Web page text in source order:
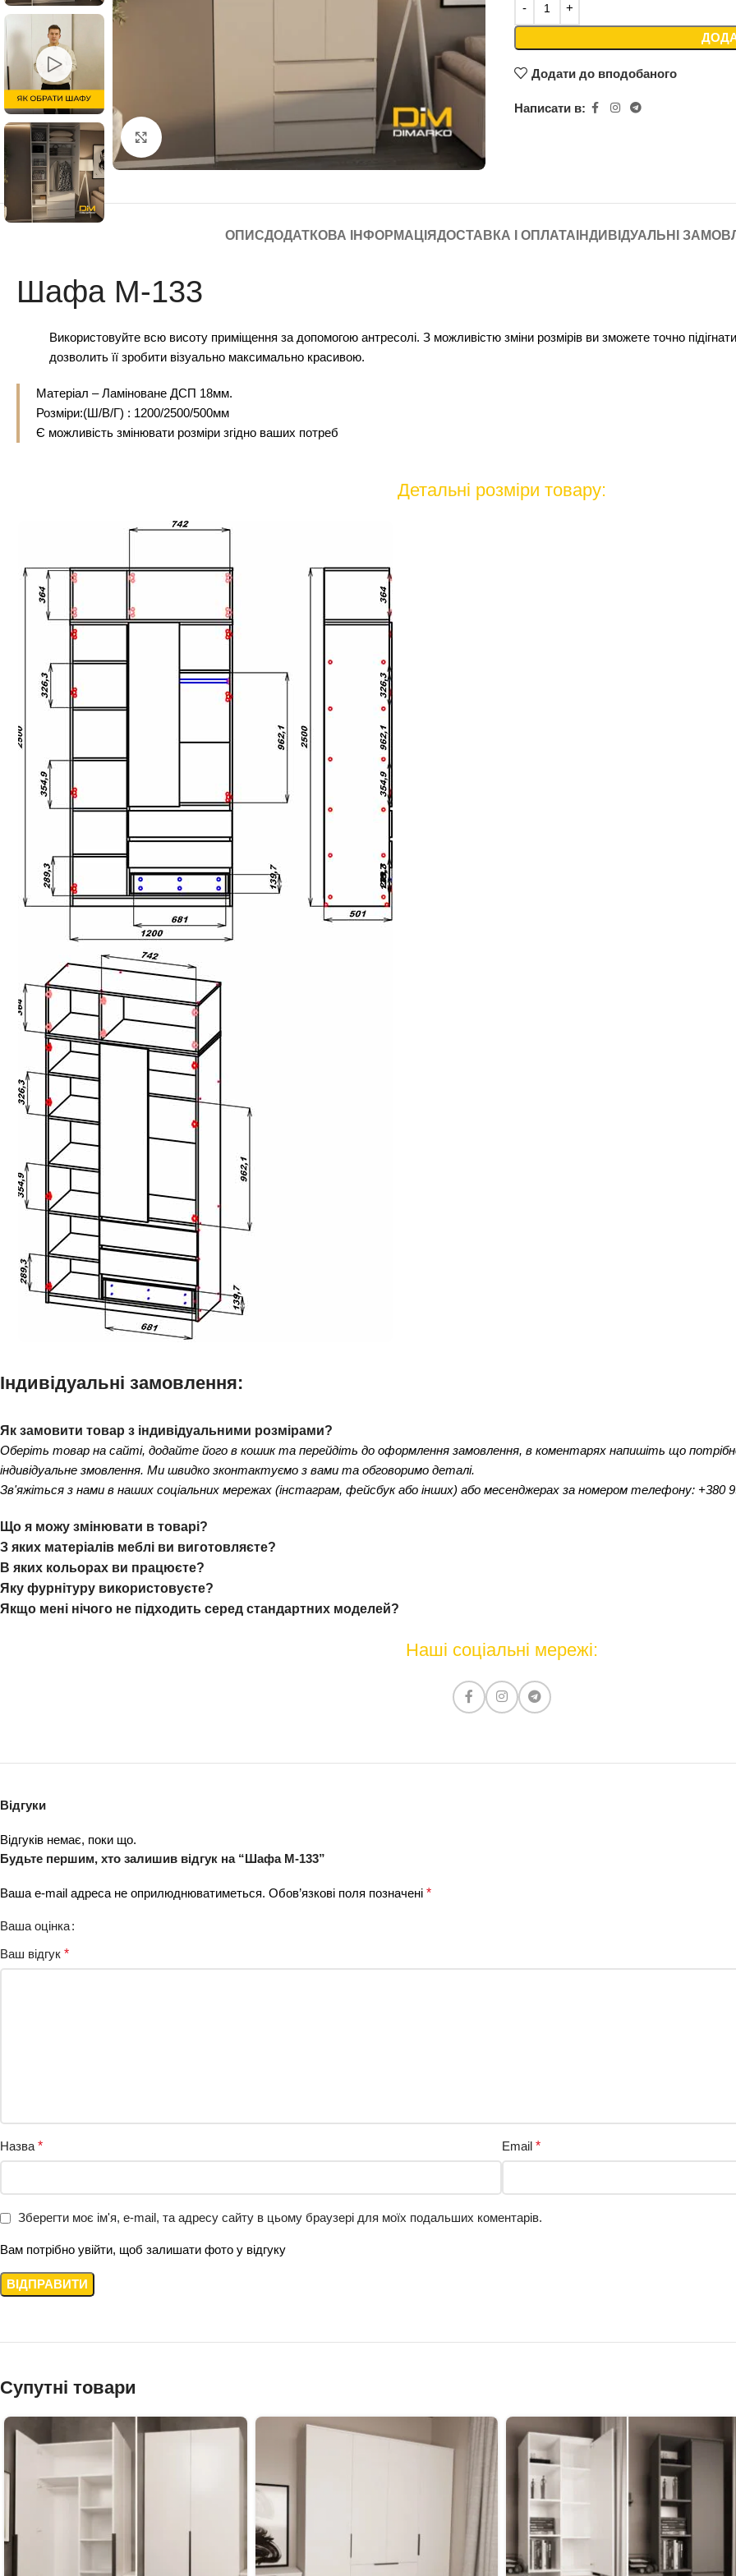
Додати до вподобаного
Написати в:
ОПИСДОДАТКОВА ІНФОРМАЦІЯ ДОСТАВКА І ОПЛАТА ІНДИВІДУАЛЬНІ
Шафа М-133
Використовуйте всю висоту приміщення за допомогою антресолі. З можливістю зміни розмірів ви зможете точно
дозволить її зробити візуально максимально красивою.
Матеріал – Ламіноване ДСП 18мм.
Розміри:(Ш/В/Г) : 1200/2500/500мм
Є можливість змінювати розміри згідно ваших потреб
Детальні розміри товару:
Індивідуальні замовлення:
Як замовити товар з індивідуальними розмірами?
Оберіть товар на сайті, додайте його в кошик та перейдіть до оформлення замовлення, в коментарях напишіть що
індивідуальне змовлення. Ми швидко зконтактуємо з вами та обговоримо деталі.
Зв'яжіться з нами в наших соціальних мережах (інстаграм, фейсбук або інших) або месенджерах за номером телефону: +380
Що я можу змінювати в товарі?
З яких матеріалів меблі ви виготовляєте?
В яких кольорах ви працюєте?
Яку фурнітуру використовуєте?
Якщо мені нічого не підходить серед стандартних моделей?
Наші соціальні мережі:
Відгуки
Відгуків немає, поки що.
Будьте першим, хто залишив відгук на “Шафа М-133”
Ваша e-mail адреса не оприлюднюватиметься. Обов’язкові поля позначені *
Ваша оцінка
Ваш відгук *
Назва * Email *
Зберегти моє ім'я, e-mail, та адресу сайту в цьому браузері для моїх подальших коментарів.
Вам потрібно увійти, щоб залишати фото у відгуку
Супутні товари